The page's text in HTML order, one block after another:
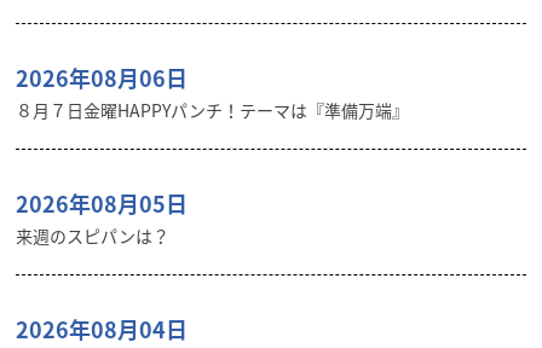
2026年08月06日
８月７日金曜HAPPYパンチ！テーマは『準備万端』
2026年08月05日
来週のスピパンは？
2026年08月04日